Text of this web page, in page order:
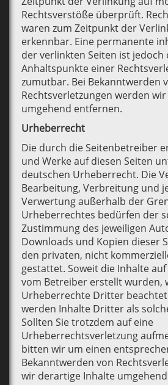
Rechtsverstöße überprüft.
waren zum Zeitpunkt der
erkennbar. Eine permanente
der verlinkten Seiten ist
Anhaltspunkte einer
zumutbar. Bei Bekanntwerden
Rechtsverletzungen werden
umgehend entfernen.
Urheberrecht
Die durch die Seitenbetreiber
und Werke auf diesen Seiten
deutschen Urheberrecht. Die
Bearbeitung, Verbreitung und
Verwertung außerhalb der
Urheberrechtes bedürfen der
Zustimmung des jeweiligen
Downloads und Kopien dieser
den privaten, nicht
gestattet. Soweit die Inhalte
vom Betreiber erstellt wurden,
Urheberrechte Dritter
werden Inhalte Dritter als
Sollten Sie trotzdem auf eine
Urheberrechtsverletzung
bitten wir um einen
Bekanntwerden von
wir derartige Inhalte